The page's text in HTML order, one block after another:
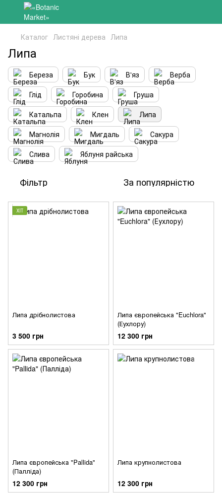
Каталог Листяні дерева Липа
Липа
Береза Бук В'яз
Верба
Глід
Горобина
Груша
Катальпа
Клен
Липа
Магнолія
Мигдаль
Сакура
Слива
Яблуня райська
Фільтр За популярністю
ХІТ
Липа дрібнолистова
3 500 грн
Липа європейська "Euchlora"
(Еухлору)
12 300 грн
Липа європейська "Pallida"
(Палліда)
12 300 грн
Липа крупнолистова
12 300 грн